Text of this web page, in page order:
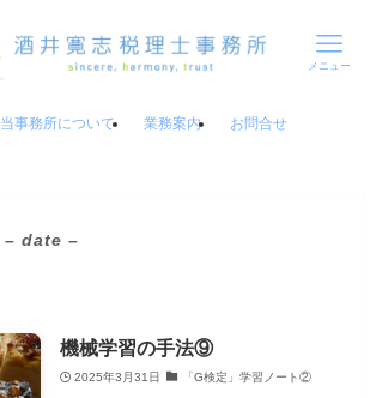
メニュー
当事務所について 業務案内 お問合せ
– date –
機械学習の手法⑨
2025年3月31日 「G検定」学習ノート②